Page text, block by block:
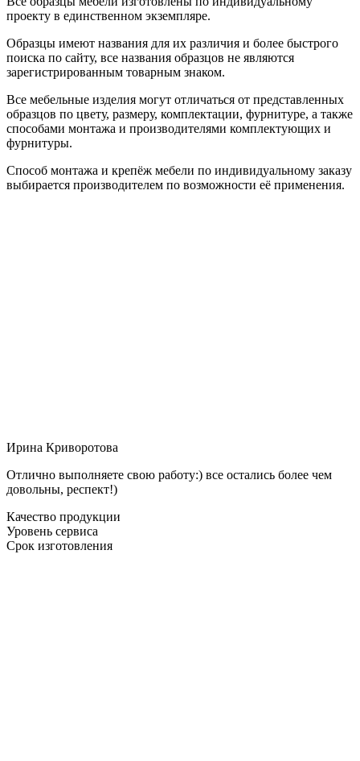
проекту в единственном экземпляре.
Образцы имеют названия для их различия и более быстрого
поиска по сайту, все названия образцов не являются
зарегистрированным товарным знаком.
Все мебельные изделия могут отличаться от представленных
образцов по цвету, размеру, комплектации, фурнитуре, а также
способами монтажа и производителями комплектующих и
фурнитуры.
Способ монтажа и крепёж мебели по индивидуальному заказу
выбирается производителем по возможности её применения.
Ирина Криворотова
Отлично выполняете свою работу:) все остались более чем
довольны, респект!)
Качество продукции
Уровень сервиса
Срок изготовления